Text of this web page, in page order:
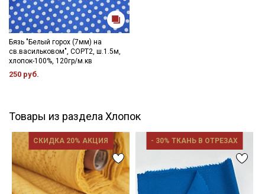
Бязь "Белый горох (7мм) на
св.васильковом", СОРТ2, ш.1.5м,
хлопок-100%, 120гр/м.кв
250 руб.
Товары из раздела Хлопок
СКИДКА 20% АКЦИЯ - 30% ТКАНЬ В ОТРЕЗАХ